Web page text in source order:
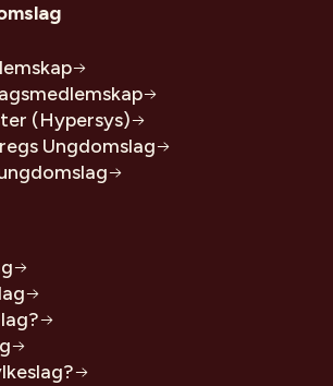
(Hypersys)
Ungdomslag